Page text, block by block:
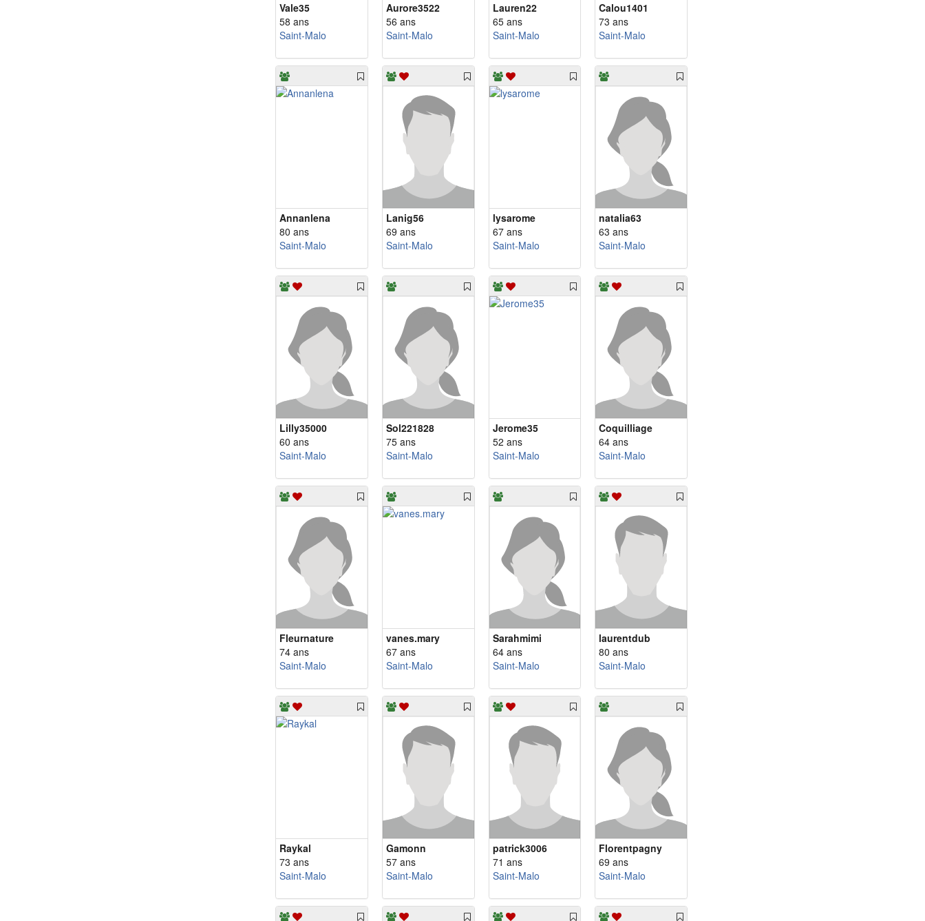
Vale35
58 ans
Saint-Malo
Aurore3522
56 ans
Saint-Malo
Lauren22
65 ans
Saint-Malo
Calou1401
73 ans
Saint-Malo
Annanlena
80 ans
Saint-Malo
Lanig56
69 ans
Saint-Malo
lysarome
67 ans
Saint-Malo
natalia63
63 ans
Saint-Malo
Lilly35000
60 ans
Saint-Malo
Sol221828
75 ans
Saint-Malo
Jerome35
52 ans
Saint-Malo
Coquilliage
64 ans
Saint-Malo
Fleurnature
74 ans
Saint-Malo
vanes.mary
67 ans
Saint-Malo
Sarahmimi
64 ans
Saint-Malo
laurentdub
80 ans
Saint-Malo
Raykal
73 ans
Saint-Malo
Gamonn
57 ans
Saint-Malo
patrick3006
71 ans
Saint-Malo
Florentpagny
69 ans
Saint-Malo